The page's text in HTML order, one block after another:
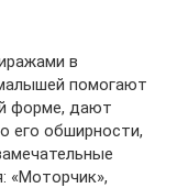
в
помогают
форме, дают
его обширности,
«Моторчик»,